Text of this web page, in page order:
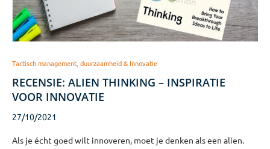
Tactisch management, duurzaamheid & Innovatie
RECENSIE: ALIEN THINKING – INSPIRATIE
VOOR INNOVATIE
27/10/2021
Als je écht goed wilt innoveren, moet je denken als een alien.